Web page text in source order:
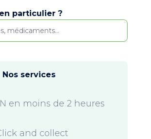
particulier ?
Nos services
en moins de 2 heures
and collect